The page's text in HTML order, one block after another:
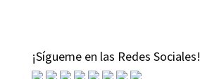
¡Sígueme en las Redes Sociales!